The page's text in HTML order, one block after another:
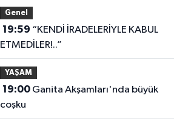
Genel
19:59
ETMEDİLER!..”
YAŞAM
19:00Ganita Akşamları'nda büyük
coşku